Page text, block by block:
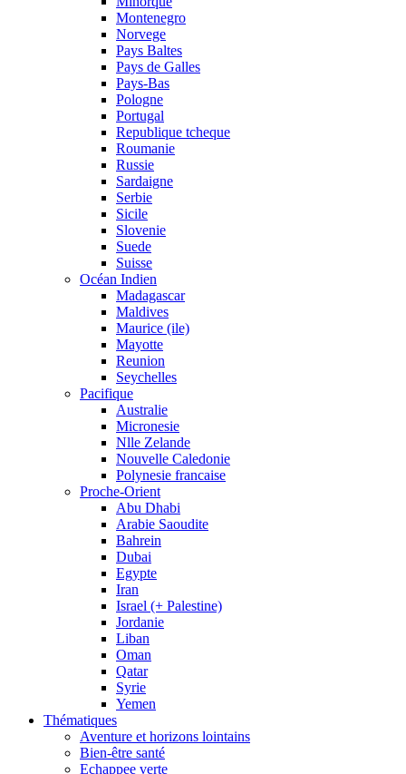
Montenegro
Norvege
Pays Baltes
Pays de Galles
Pays-Bas
Pologne
Portugal
Republique tcheque
Roumanie
Russie
Sardaigne
Serbie
Sicile
Slovenie
Suede
Suisse
Océan Indien
Madagascar
Maldives
Maurice (ile)
Mayotte
Reunion
Seychelles
Pacifique
Australie
Micronesie
Nlle Zelande
Nouvelle Caledonie
Polynesie francaise
Proche-Orient
Abu Dhabi
Arabie Saoudite
Bahrein
Dubai
Egypte
Iran
Israel (+ Palestine)
Jordanie
Liban
Oman
Qatar
Syrie
Yemen
Thématiques
Aventure et horizons lointains
Bien-être santé
Echappee verte